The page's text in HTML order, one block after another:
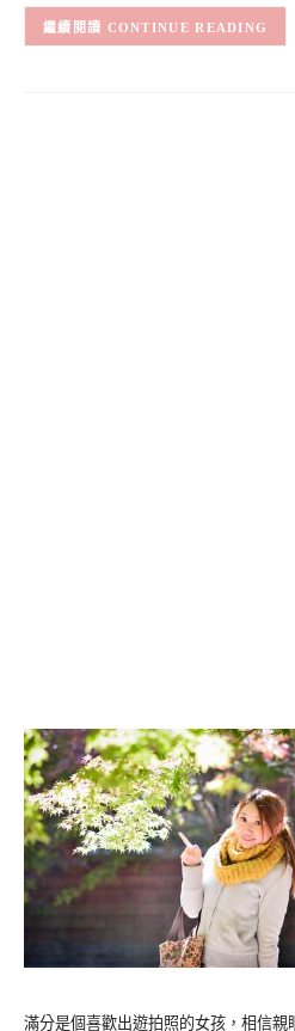
CONTINUE READING
滿分是個喜歡出遊拍照的女孩，相信